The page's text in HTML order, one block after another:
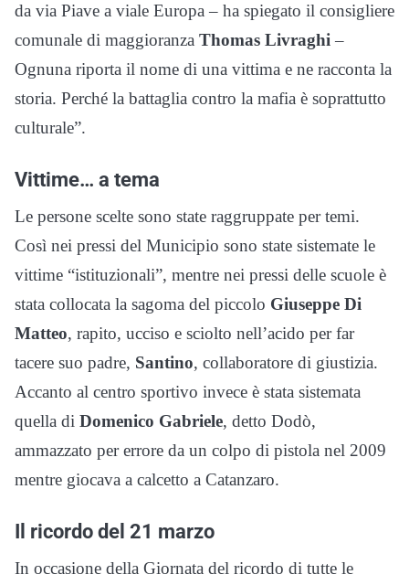
da via Piave a viale Europa – ha spiegato il consigliere
comunale di maggioranza Thomas Livraghi–
Ognuna riporta il nome di una vittima e ne racconta la
storia. Perché la battaglia contro la mafia è soprattutto
culturale”.
Vittime… a tema
Le persone scelte sono state raggruppate per temi.
Così nei pressi del Municipio sono state sistemate le
vittime “istituzionali”, mentre nei pressi delle scuole è
stata collocata la sagoma del piccolo Giuseppe Di
Matteo, rapito, ucciso e sciolto nell’acido per far
tacere suo padre, Santino, collaboratore di giustizia.
Accanto al centro sportivo invece è stata sistemata
quella di Domenico Gabriele, detto Dodò,
ammazzato per errore da un colpo di pistola nel 2009
mentre giocava a calcetto a Catanzaro.
Il ricordo del 21 marzo
In occasione della Giornata del ricordo di tutte le